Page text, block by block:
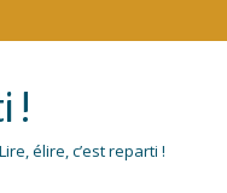
!
Lire, élire, c’est reparti !